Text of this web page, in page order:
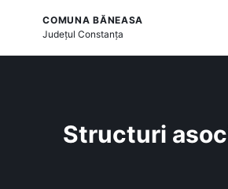
COMUNA BĂNEASA
JudețulConstanța
Structuri